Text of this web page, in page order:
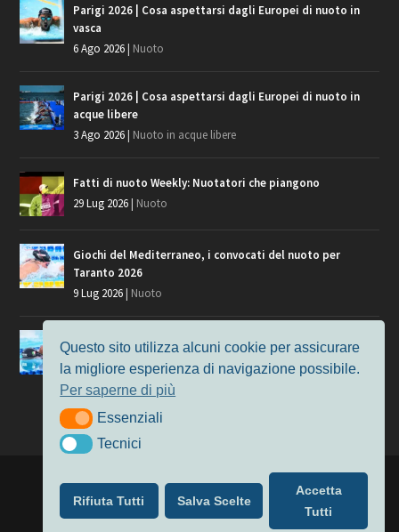
Parigi 2026 | Cosa aspettarsi dagli Europei di nuoto in
vasca
6 Ago 2026 Nuoto
Parigi 2026 | Cosa aspettarsi dagli Europei di nuoto in
acque libere
3 Ago 2026 Nuoto in acque libere
Fatti di nuoto Weekly: Nuotatori che piangono
29 Lug 2026 Nuoto
Giochi del Mediterraneo, i convocati del nuoto per
Taranto 2026
9 Lug 2026 Nuoto
Europei di Nuoto Parigi 2026: fra veterani e giovani, chi
manca?
7 Lug 2026
Nuoto
| Alimentato da
Nuoto
MasterS Podcast Il Nuoto in Cifre
Privacy & Cookie Policy
Questo sito utilizza alcuni cookie per assicurare
la migliore esperienza di navigazione possibile.
Per saperne di più
EssenzialiEssenziali
TecniciTecnici
Rifiuta Tutti Salva Scelte
Accetta
Tutti